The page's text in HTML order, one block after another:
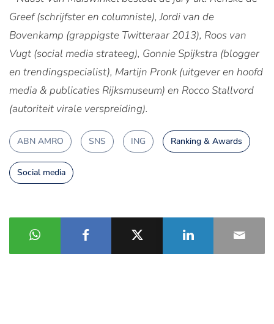
Greef (schrijfster en columniste), Jordi van de
Bovenkamp (grappigste Twitteraar 2013), Roos van
Vugt (social media strateeg), Gonnie Spijkstra (blogger
en trendingspecialist), Martijn Pronk (uitgever en hoofd
media & publicaties Rijksmuseum) en Rocco Stallvord
(autoriteit virale verspreiding).
ABN AMRO SNS ING Ranking & Awards
Social media